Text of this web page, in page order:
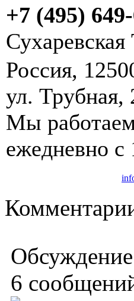
+7 (495)
Сухаревская
Россия,
ул. Трубная,
Мы
ежедневно с
6